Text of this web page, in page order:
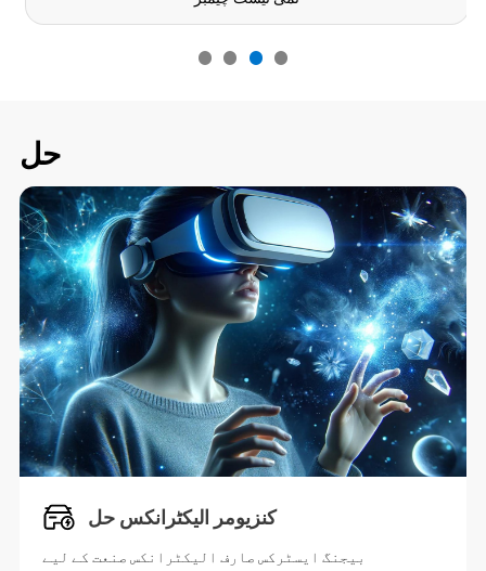
حل
کنزیومر الیکٹرانکس حل
بیجنگ ایسٹرکس صارف الیکٹرانکس صنعت کے لیے